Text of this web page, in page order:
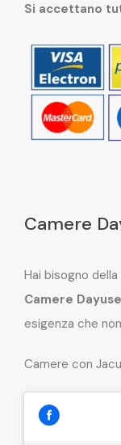
Si accettano
Camere
Hai bisogno
Camere Dayuse
esigenza che
Camere con